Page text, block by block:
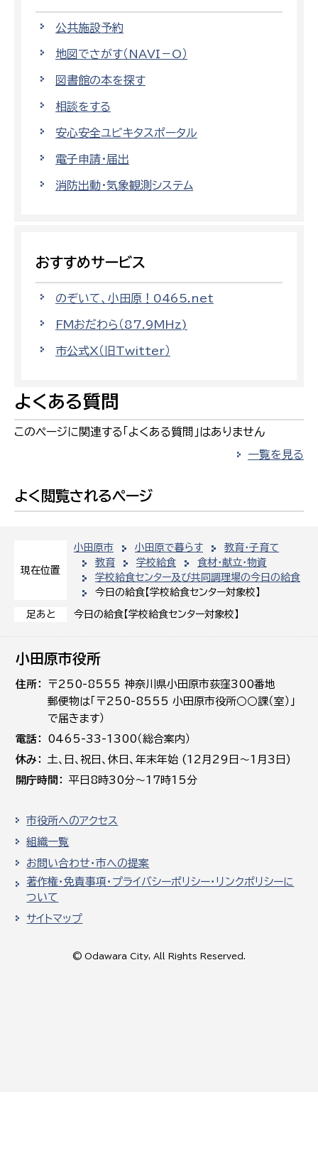
現在位置
小田原市 小田原で暮らす
教育・子育て
教育
学校給食
食材・献立・物資
学校給食センター及び共同調理場の今日の給食
今日の給食【学校給食センター対象校】
足あと 今日の給食【学校給食センター対象校】
公共施設予約
地図でさがす（NAVI－O）
図書館の本を探す
相談をする
安心安全ユビキタスポータル
電子申請・届出
消防出動・気象観測システム
おすすめサービス
のぞいて、小田原！0465.net
FMおだわら（87.9MHz)
市公式X（旧Twitter）
よくある質問
このページに関連する「よくある質問」はありません
一覧を見る
よく閲覧されるページ
小田原市役所
住所
〒250-8555 神奈川県小田原市荻窪300番地
郵便物は「〒250-8555 小田原市役所○○課（室）」
で届きます）
電話
0465-33-1300（総合案内）
休み
土､日､祝日、休日、年末年始 (12月29日～1月3日)
開庁時間
平日8時30分～17時15分
市役所へのアクセス
組織一覧
お問い合わせ・市への提案
著作権・免責事項・プライバシーポリシー・リンクポリシーに
ついて
サイトマップ
© Odawara City, All Rights Reserved.